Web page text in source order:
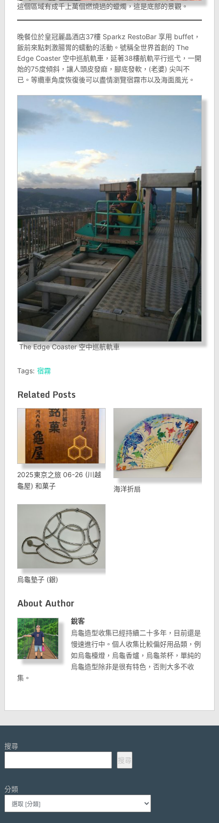
這個區域有成千上萬個燃燒過的蠟燭，這是底部的景觀。
晚餐位於皇冠麗晶酒店37樓 Sparkz RestoBar 享用 buffet，
飯前來點刺激腸胃的蠕動的活動。號稱全世界首創的 The
Edge Coaster 空中巡航軌車，延著38樓航軌平行巡弋，一開
始的75度傾斜，讓人頭皮發麻，腳底發軟，(老婆) 尖叫不
已。等纜車角度恢復後可以盡情瀏覽宿霧市以及海面風光。
The Edge Coaster 空中巡航軌車
Tags: 宿霧
Related Posts
2025東京之旅 06-26 (川越
龜屋) 和菓子
海洋折扇
烏龜墊子 (銀)
About Author
銳客
烏龜造型收集已經持續二十多年，目前還是
慢速進行中。個人收集比較偏好用品類，例
如烏龜檯燈，烏龜香爐，烏龜茶杯，單純的
烏龜造型除非是很有特色，否則大多不收
集。
搜尋
搜尋
分類